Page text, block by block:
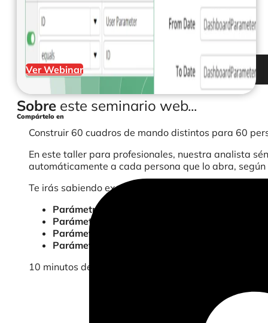
Ver Webinar
Sobre este seminario web...
Construir 60 cuadros de mando distintos para 60
En este taller para profesionales, nuestra analista
automáticamente a cada persona que lo abra,
Te irás sabiendo exactamente cuándo y cómo
Parámetros de usuario
Parámetros de equipo
Parámetros del panel de control
Parámetros de sesión
10 minutos de formación avanzada. Una historia,
Compártelo en